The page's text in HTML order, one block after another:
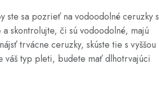
ste sa pozrieť na vodoodolné ceruzky s
skontrolujte, či sú vodoodolné, majú
trvácne ceruzky, skúste tie s vyššou
váš typ pleti, budete mať dlhotrvajúci